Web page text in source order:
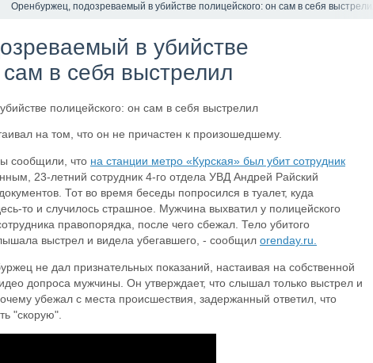
Оренбуржец, подозреваемый в убийстве полицейского: он сам в себя выстрелил
в убийстве
сам в себя выстрелил
на том, что он не причастен к произошедшему.
сообщили, что на станции метро «Курская» был убит сотрудник
23-летний сотрудник 4-го отдела УВД Андрей Райский
Тот во время беседы попросился в туалет, куда
то и случилось страшное. Мужчина выхватил у полицейского
правопорядка, после чего сбежал. Тело убитого
выстрел и видела убегавшего, - сообщил orenday.ru.
не дал признательных показаний, настаивая на собственной
допроса мужчины. Он утверждает, что слышал только выстрел и
убежал с места происшествия, задержанный ответил, что
"скорую".